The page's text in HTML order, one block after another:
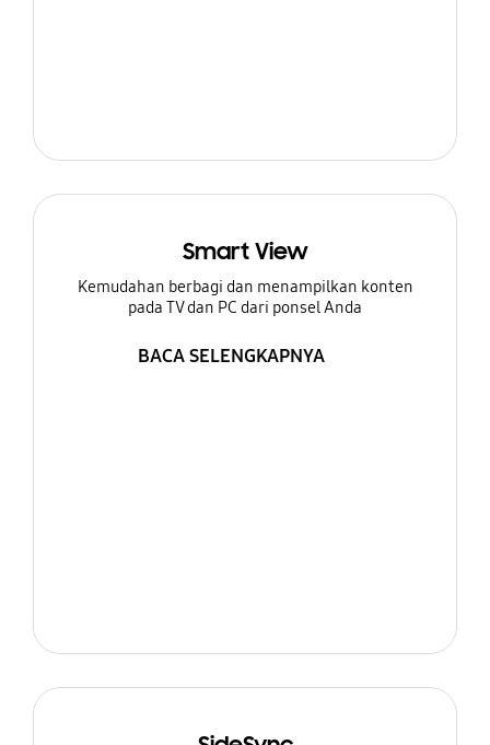
Smart View
Kemudahan berbagi dan menampilkan konten
pada TV dan PC dari ponsel Anda
BACA SELENGKAPNYA